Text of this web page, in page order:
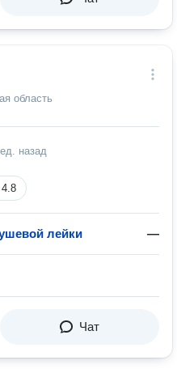
область
назад
4.8
лейки —
Чат